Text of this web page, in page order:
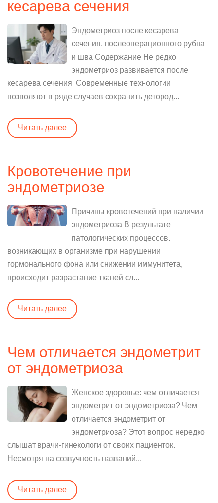
кесарева сечения
Эндометриоз после кесарева
сечения, послеоперационного рубца
и шва Содержание Не редко
эндометриоз развивается после
кесарева сечения. Современные технологии
позволяют в ряде случаев сохранить детород...
Читать далее
Кровотечение при
эндометриозе
Причины кровотечений при наличии
эндометриоза В результате
патологических процессов,
возникающих в организме при нарушении
гормонального фона или снижении иммунитета,
происходит разрастание тканей сл...
Читать далее
Чем отличается эндометрит
от эндометриоза
Женское здоровье: чем отличается
эндометрит от эндометриоза? Чем
отличается эндометрит от
эндометриоза? Этот вопрос нередко
слышат врачи-гинекологи от своих пациенток.
Несмотря на созвучность названий...
Читать далее